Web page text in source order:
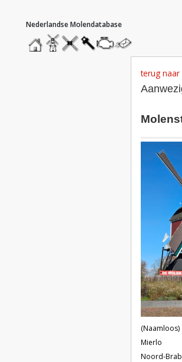
hoofdmenu
homemolendatabase
roedendatabase
assendatabase
motorendatabase
stuur
een
terug
(Naamloos)
Mierlo
Noord-